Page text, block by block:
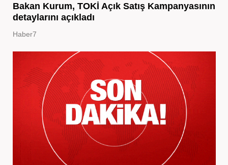
Bakan Kurum, TOKİ Açık Satış Kampanyasının
detaylarını açıkladı
Haber7